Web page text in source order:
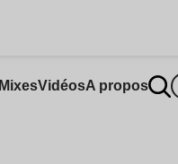
MixesVidéosA propos